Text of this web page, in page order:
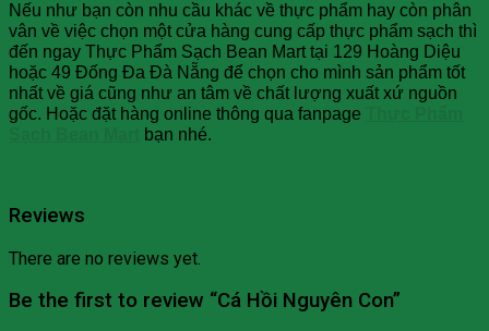
Nếu như bạn còn nhu cầu khác về thực phẩm hay còn phân
vân về việc chọn một cửa hàng cung cấp thực phẩm sạch thì
đến ngay Thực Phẩm Sạch Bean Mart tại 129 Hoàng Diệu
hoặc 49 Đống Đa Đà Nẵng để chọn cho mình sản phẩm tốt
nhất về giá cũng như an tâm về chất lượng xuất xứ nguồn
gốc. Hoặc đặt hàng online thông qua fanpage
bạn nhé.
Reviews
There are no reviews yet.
Be the first to review “Cá Hồi Nguyên Con”